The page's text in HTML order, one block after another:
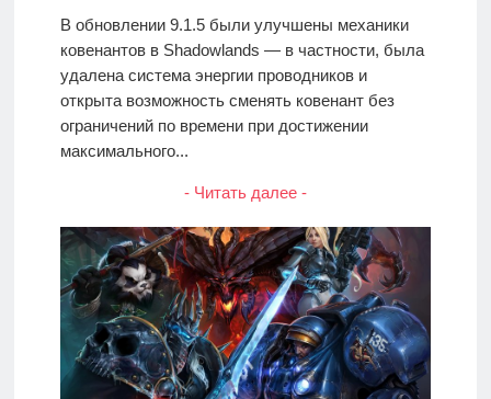
В обновлении 9.1.5 были улучшены механики
ковенантов в Shadowlands — в частности, была
удалена система энергии проводников и
открыта возможность сменять ковенант без
ограничений по времени при достижении
максимального...
- Читать далее -